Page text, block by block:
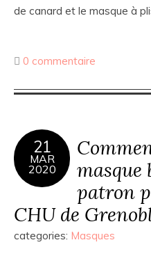
de canard et le masque à
0 commentaire
21
MAR
2020
masque
patron
CHU de
categories: Masques